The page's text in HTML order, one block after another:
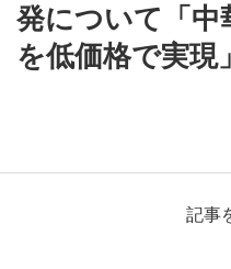
発について「中
を低価格で実現」
記事